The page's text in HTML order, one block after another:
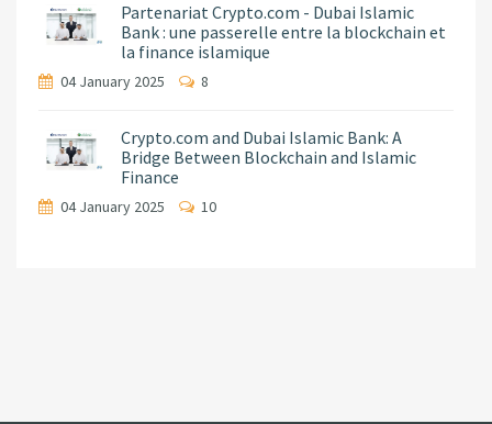
Partenariat Crypto.com - Dubai Islamic
Bank : une passerelle entre la blockchain et
la finance islamique
04 January 2025 8
Crypto.com and Dubai Islamic Bank: A
Bridge Between Blockchain and Islamic
Finance
04 January 2025 10